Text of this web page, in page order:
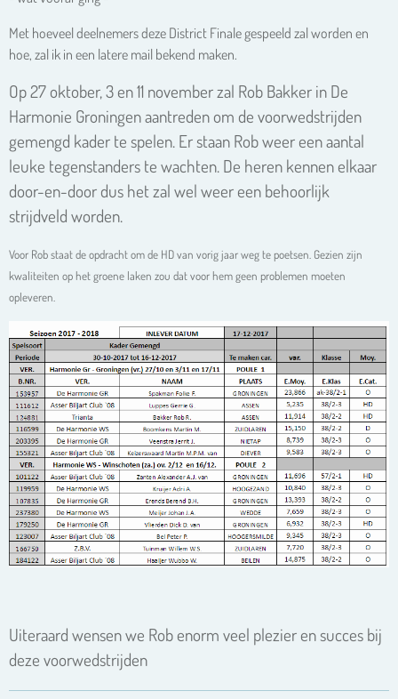
Met hoeveel deelnemers deze District Finale gespeeld zal worden en
hoe, zal ik in een latere mail bekend maken.
Op 27 oktober, 3 en 11 november zal Rob Bakker in De
Harmonie Groningen aantreden om de voorwedstrijden
gemengd kader te spelen. Er staan Rob weer een aantal
leuke tegenstanders te wachten. De heren kennen elkaar
door-en-door dus het zal wel weer een behoorlijk
strijdveld worden.
Voor Rob staat de opdracht om de HD van vorig jaar weg te poetsen. Gezien zijn
kwaliteiten op het groene laken zou dat voor hem geen problemen moeten
opleveren.
Uiteraard wensen we Rob enorm veel plezier en succes bij
deze voorwedstrijden